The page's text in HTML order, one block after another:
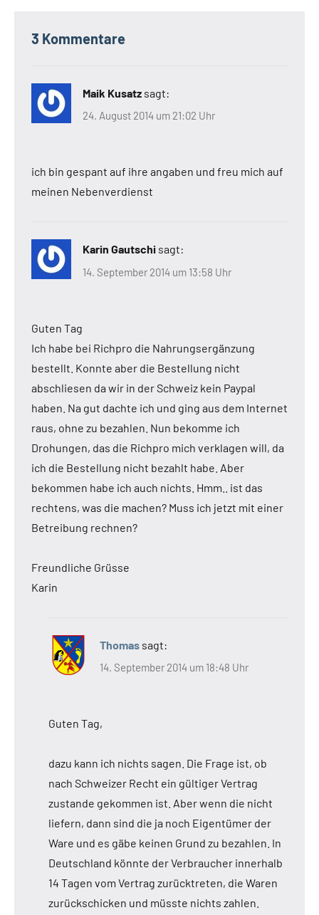
3 Kommentare
Maik Kusatz sagt:
24. August 2014 um 21:02 Uhr
ich bin gespant auf ihre angaben und freu mich auf
meinen Nebenverdienst
Karin Gautschi sagt:
14. September 2014 um 13:58 Uhr
Guten Tag
Ich habe bei Richpro die Nahrungsergänzung
bestellt. Konnte aber die Bestellung nicht
abschliesen da wir in der Schweiz kein Paypal
haben. Na gut dachte ich und ging aus dem Internet
raus, ohne zu bezahlen. Nun bekomme ich
Drohungen, das die Richpro mich verklagen will, da
ich die Bestellung nicht bezahlt habe. Aber
bekommen habe ich auch nichts. Hmm.. ist das
rechtens, was die machen? Muss ich jetzt mit einer
Betreibung rechnen?
Freundliche Grüsse
Karin
Thomas sagt:
14. September 2014 um 18:48 Uhr
Guten Tag,
dazu kann ich nichts sagen. Die Frage ist, ob
nach Schweizer Recht ein gültiger Vertrag
zustande gekommen ist. Aber wenn die nicht
liefern, dann sind die ja noch Eigentümer der
Ware und es gäbe keinen Grund zu bezahlen. In
Deutschland könnte der Verbraucher innerhalb
14 Tagen vom Vertrag zurücktreten, die Waren
zurückschicken und müsste nichts zahlen.